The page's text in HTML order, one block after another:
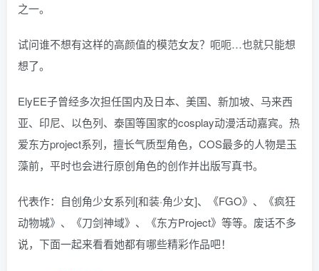
之一。
试问谁不想有这样的高颜值的模范女友？呃呃…也就只能想
想了。
ElyEE子曾经多次担任国内及日本、美国、新加坡、马来西
亚、印尼、以色列、泰国等国家的cosplay动漫活动嘉宾。热
爱东方project系列，擅长气质型角色，COS最多的人物是玉
藻前，平时也会进行原创角色的创作并出版写真书。
代表作：自创角少女系列[和装·角少女]、《FGO》、《疯狂
动物城》、《刀剑神域》、《东方Project》等等。废话不多
说，下面一起来看看她都有哪些精彩作品吧！